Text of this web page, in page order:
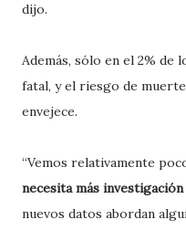
dijo.
Además, sólo en el 2% de
fatal, y el riesgo de
envejece.
“Vemos relativamente
necesita más
nuevos datos abordan